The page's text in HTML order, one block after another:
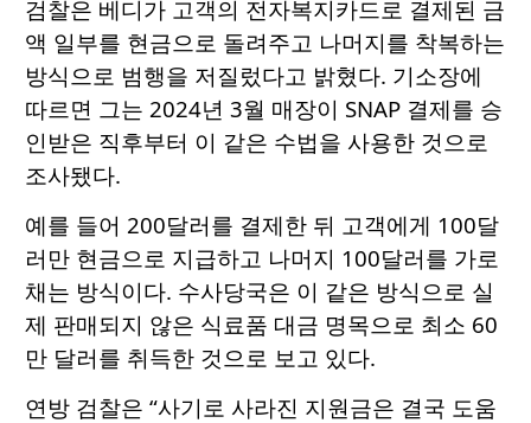
검찰은 베디가 고객의 전자복지카드로 결제된 금
액 일부를 현금으로 돌려주고 나머지를 착복하는
방식으로 범행을 저질렀다고 밝혔다. 기소장에
따르면 그는 2024년 3월 매장이 SNAP 결제를 승
인받은 직후부터 이 같은 수법을 사용한 것으로
조사됐다.
예를 들어 200달러를 결제한 뒤 고객에게 100달
러만 현금으로 지급하고 나머지 100달러를 가로
채는 방식이다. 수사당국은 이 같은 방식으로 실
제 판매되지 않은 식료품 대금 명목으로 최소 60
만 달러를 취득한 것으로 보고 있다.
연방 검찰은 “사기로 사라진 지원금은 결국 도움